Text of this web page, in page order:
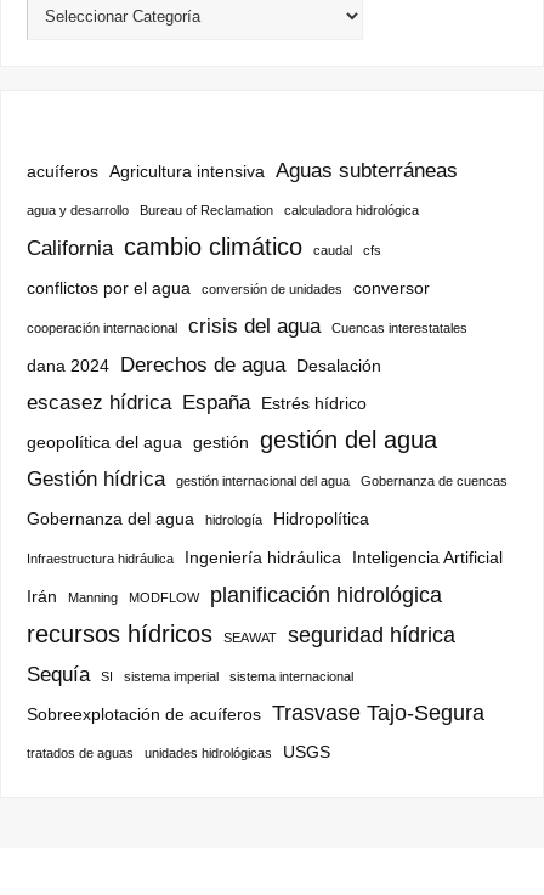
acuíferos Agricultura intensiva Aguas subterráneas
agua y desarrollo Bureau of Reclamation calculadora hidrológica
California cambio climático caudal cfs
conflictos por el agua conversión de unidades conversor
cooperación internacional crisis del agua Cuencas interestatales
dana 2024 Derechos de agua Desalación
escasez hídrica España
Estrés hídrico
geopolítica del agua
gestión gestión del agua
Gestión hídrica gestión internacional del agua Gobernanza de cuencas
Gobernanza del agua hidrología Hidropolítica
Infraestructura hidráulica Ingeniería hidráulica
Inteligencia Artificial
Irán
Manning MODFLOW planificación hidrológica
recursos hídricos SEAWAT seguridad hídrica
Sequía SI sistema imperial sistema internacional
Sobreexplotación de acuíferos Trasvase Tajo-Segura
tratados de aguas unidades hidrológicas USGS